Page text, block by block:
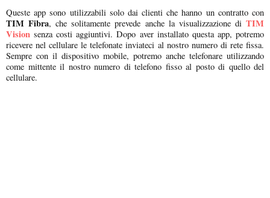
Queste app sono utilizzabili solo dai clienti che hanno un contratto con
TIM Fibra, che solitamente prevede anche la visualizzazione diTIM
Vision senza costi aggiuntivi. Dopo aver installato questa app, potremo
ricevere nel cellulare le telefonate inviateci al nostro numero di rete fissa.
Sempre con il dispositivo mobile, potremo anche telefonare utilizzando
come mittente il nostro numero di telefono fisso al posto di quello del
cellulare.